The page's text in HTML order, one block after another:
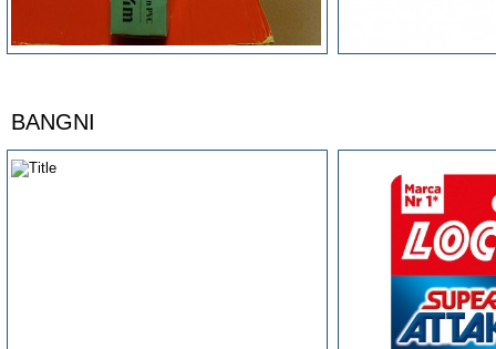
BANGNI